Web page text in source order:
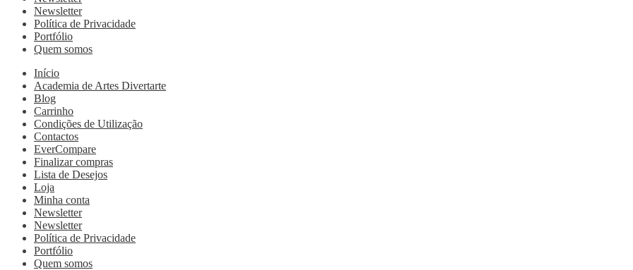
Newsletter
Política de Privacidade
Portfólio
Quem somos
Início
Academia de Artes Divertarte
Blog
Carrinho
Condições de Utilização
Contactos
EverCompare
Finalizar compras
Lista de Desejos
Loja
Minha conta
Newsletter
Newsletter
Política de Privacidade
Portfólio
Quem somos